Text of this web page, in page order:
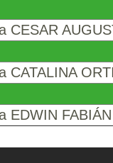
CESAR
CATALINA
EDWIN